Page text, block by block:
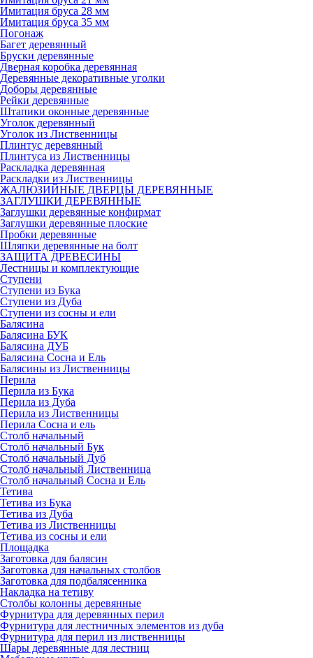
Имитация бруса 28 мм
Имитация бруса 35 мм
Погонаж
Багет деревянный
Бруски деревянные
Дверная коробка деревянная
Деревянные декоративные уголки
Доборы деревянные
Рейки деревянные
Штапики оконные деревянные
Уголок деревянный
Уголок из Лиственницы
Плинтус деревянный
Плинтуса из Лиственницы
Раскладка деревянная
Раскладки из Лиственницы
ЖАЛЮЗИЙНЫЕ ДВЕРЦЫ ДЕРЕВЯННЫЕ
ЗАГЛУШКИ ДЕРЕВЯННЫЕ
Заглушки деревянные конфирмат
Заглушки деревянные плоские
Пробки деревянные
Шляпки деревянные на болт
ЗАЩИТА ДРЕВЕСИНЫ
Лестницы и комплектующие
Ступени
Ступени из Бука
Ступени из Дуба
Ступени из сосны и ели
Балясина
Балясина БУК
Балясина ДУБ
Балясина Сосна и Ель
Балясины из Лиственницы
Перила
Перила из Бука
Перила из Дуба
Перила из Лиственницы
Перила Сосна и ель
Столб начальный
Столб начальный Бук
Столб начальный Дуб
Столб начальный Лиственница
Столб начальный Сосна и Ель
Тетива
Тетива из Бука
Тетива из Дуба
Тетива из Лиственницы
Тетива из сосны и ели
Площадка
Заготовка для балясин
Заготовка для начальных столбов
Заготовка для подбалясенника
Накладка на тетиву
Столбы колонны деревянные
Фурнитура для деревянных перил
Фурнитура для лестничных элементов из дуба
Фурнитура для перил из лиственницы
Шары деревянные для лестниц